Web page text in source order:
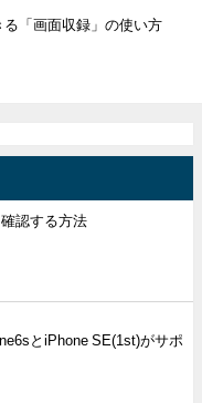
「画面収録」の使い方
認する方法
とiPhone SE(1st)がサポ